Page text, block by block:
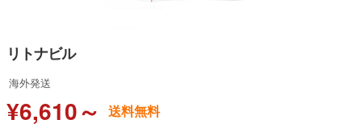
リトナビル
海外発送
¥6,610～ 送料無料